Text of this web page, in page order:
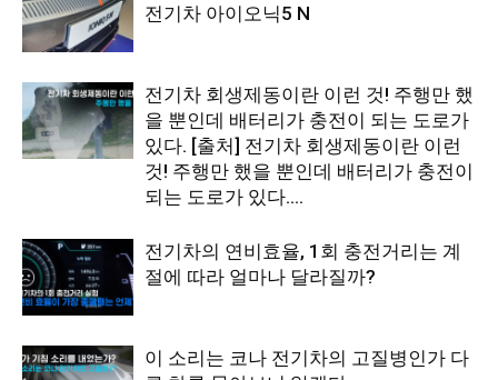
전기차 아이오닉5 N
전기차 회생제동이란 이런 것! 주행만 했
을 뿐인데 배터리가 충전이 되는 도로가
있다. [출처] 전기차 회생제동이란 이런
것! 주행만 했을 뿐인데 배터리가 충전이
되는 도로가 있다....
전기차의 연비효율, 1회 충전거리는 계
절에 따라 얼마나 달라질까?
이 소리는 코나 전기차의 고질병인가 다